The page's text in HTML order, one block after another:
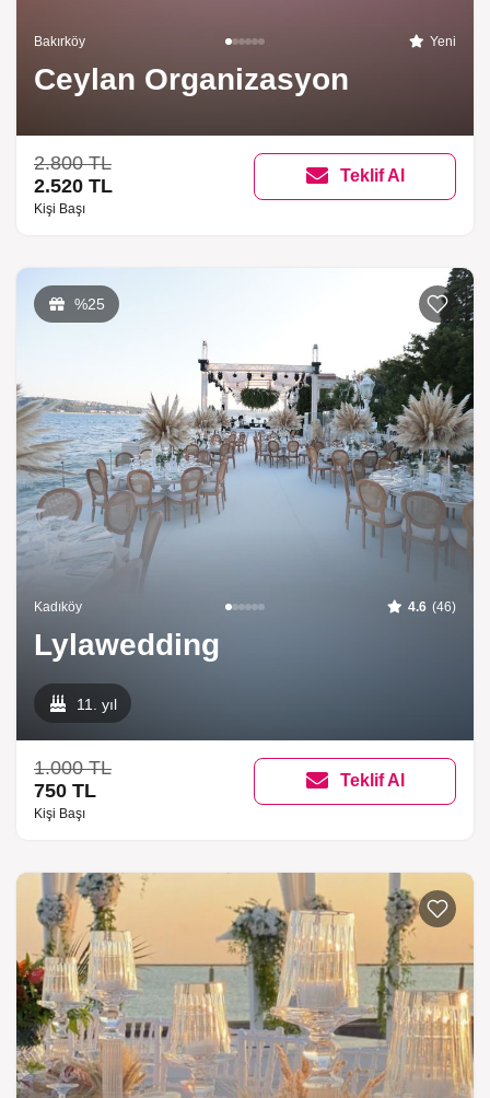
Bakırköy Yeni
Ceylan Organizasyon
2.800 TL
2.520 TL
Kişi Başı
Teklif Al
%25
Kadıköy 4.6 (46)
Lylawedding
11. yıl
1.000 TL
750 TL
Kişi Başı
Teklif Al